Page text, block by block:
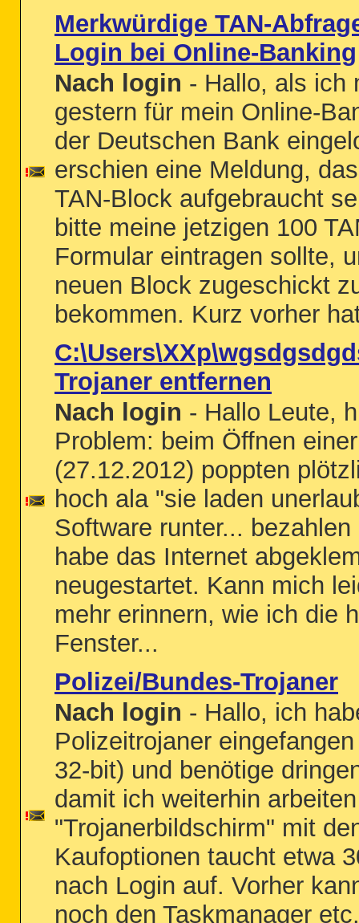
Merkwürdige TAN-
Login bei Online-Banking
Nach login - Hallo, als ich
gestern für mein Online-
der Deutschen Bank
erschien eine Meldung,
TAN-Block aufgebraucht
bitte meine jetzigen 100
Formular eintragen sollte,
neuen Block zugeschickt
bekommen. Kurz vorher
Trojaner entfernen
Nach login - Hallo Leute,
Problem: beim Öffnen
(27.12.2012) poppten
hoch ala "sie laden
Software runter...
habe das Internet
neugestartet. Kann mich
mehr erinnern, wie ich die
Fenster...
Polizei/Bundes-Trojaner
Nach login - Hallo, ich
Polizeitrojaner
32-bit) und benötige
damit ich weiterhin
"Trojanerbildschirm" mit
Kaufoptionen taucht etwa
nach Login auf. Vorher
noch den Taskmanager